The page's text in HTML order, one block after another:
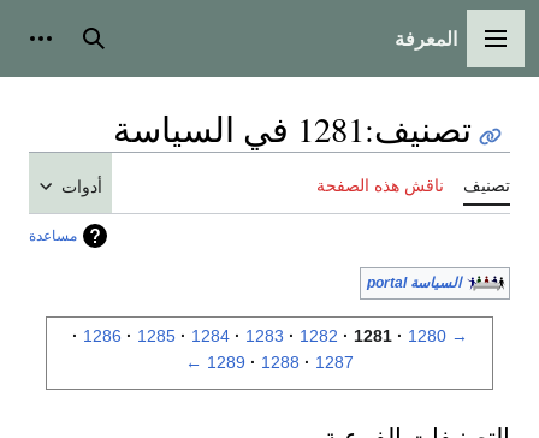
القائمة الرئيسية
المعرفة بحث
تصنيف:1281 في السياسة
تصنيف ناقش هذه الصفحة أدوات
مساعدة
السياسة portal
→
1280
1281
1282
1283
1284
1285
1286
1287
1288
1289
←